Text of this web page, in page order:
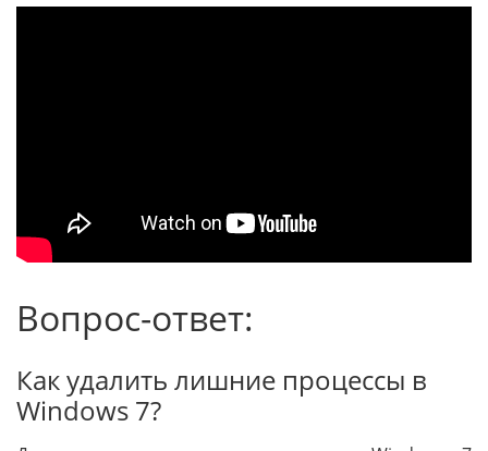
Вопрос-ответ:
Как удалить лишние процессы в
Windows 7?